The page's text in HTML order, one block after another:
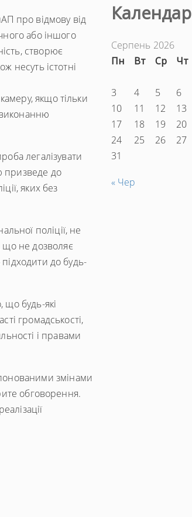
про відмову від
або іншого
створює
несуть істотні
якщо тільки
легалізувати
призведе до
яких без
поліції, не
що не дозволяє
підходити до будь-
що будь-які
громадськості,
і правами
змінами
обговорення.
Календар
Серпень 2026
Пн
Вт Ср Чт
3
4 5 6
10
11 12 13
17
18 19 20
24
25 26 27
31
« Чер